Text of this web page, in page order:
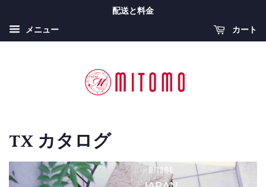
配送と料金
メニュー カート
TX カタログ